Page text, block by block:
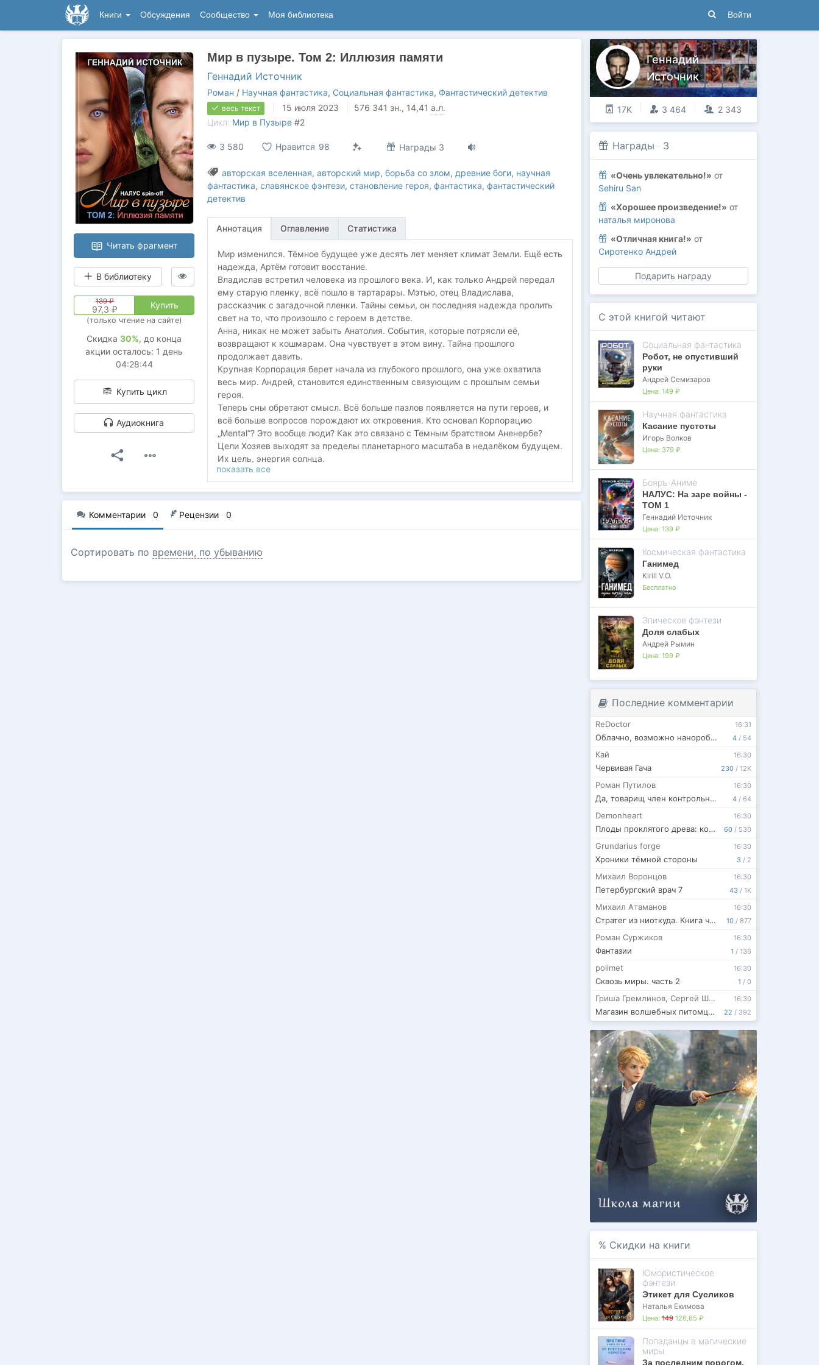
Книги Обсуждения Сообщество Моя библиотека Войти
Читать фрагмент
В библиотеку
139 ₽
97,3 ₽ Купить
(только чтение на сайте)
Cкидка 30%, до конца
акции осталось: 1 день
04:28:43
Купить цикл
Аудиокнига
Мир в пузыре. Том 2: Иллюзия памяти
Геннадий Источник
Роман / Научная фантастика, Социальная фантастика, Фантастический детектив
весь текст 15 июля 2023 576 341 зн., 14,41 а.л.
Цикл: Мир в Пузыре#2
3 580 Нравится 98 Награды 3
авторская вселенная, авторский мир, борьба со злом, древние боги, научная
фантастика, славянское фэнтези, становление героя, фантастика, фантастический
детектив
Аннотация Оглавление Статистика
Мир изменился. Тёмное будущее уже десять лет меняет климат Земли. Ещё есть
надежда, Артём готовит восстание.
Владислав встретил человека из прошлого века. И, как только Андрей передал
ему старую пленку, всё пошло в тартарары. Мэтью, отец Владислава,
рассказчик с загадочной пленки. Тайны семьи, он последняя надежда пролить
свет на то, что произошло с героем в детстве.
Анна, никак не может забыть Анатолия. События, которые потрясли её,
возвращают к кошмарам. Она чувствует в этом вину. Тайна прошлого
продолжает давить.
Крупная Корпорация берет начала из глубокого прошлого, она уже охватила
весь мир. Андрей, становится единственным связующим с прошлым семьи
героя.
Теперь сны обретают смысл. Всё больше пазлов появляется на пути героев, и
всё больше вопросов порождают их откровения. Кто основал Корпорацию
„Mental“? Это вообще люди? Как это связано с Темным братством Аненербе?
Цели Хозяев выходят за пределы планетарного масштаба в недалёком будущем.
Их цель, энергия солнца.
Кощеи уже здесь!
Все иллюстрации и некоторые видеоролики по моим книгам размешаю здесь >
показать все
Комментарии · 0 Рецензии · 0
Сортировать по времени, по убыванию
Геннадий
Источник
17K 3 464 2 343
Награды · 3
«Очень увлекательно!» от
Sehiru San
«Хорошее произведение!» от
наталья миронова
«Отличная книга!» от
Сиротенко Андрей
Подарить награду
С этой книгой читают
Социальная фантастика
Робот, не опустивший
руки
Андрей Семизаров
Цена: 149 ₽
Научная фантастика
Касание пустоты
Игорь Волков
Цена: 379 ₽
Бояръ-Аниме
НАЛУС: На заре войны -
ТОМ 1
Геннадий Источник
Цена: 139 ₽
Космическая фантастика
Ганимед
Kirill V.O.
Бесплатно
Эпическое фэнтези
Доля слабых
Андрей Рымин
Цена: 199 ₽
Последние комментарии
4 / 54
16:31
ReDoctor
Облачно, возможно нанороботы
230 / 12K
16:30
Кай
Червивая Гача
4 / 64
16:30
Роман Путилов
Да, товарищ член контрольной группы.
60 / 530
16:30
Demonheart
Плоды проклятого древа: концовка, которой не было
3 / 2
16:30
Grundarius forge
Хроники тёмной стороны
43 / 1K
16:30
Михаил Воронцов
Петербургский врач 7
10 / 877
16:30
Михаил Атаманов
Стратег из ниоткуда. Книга четвёртая
1 / 136
16:30
Роман Суржиков
Фантазии
1 / 0
16:30
polimet
Сквозь миры. часть 2
22 / 392
16:30
Гриша Гремлинов, Сергей Шиленко
Магазин волшебных питомцев - 3
% Скидки на книги
Юмористическое
фэнтези
Этикет для Сусликов
Наталья Екимова
Цена: 149 126,65 ₽
Попаданцы в магические
миры
За последним порогом.